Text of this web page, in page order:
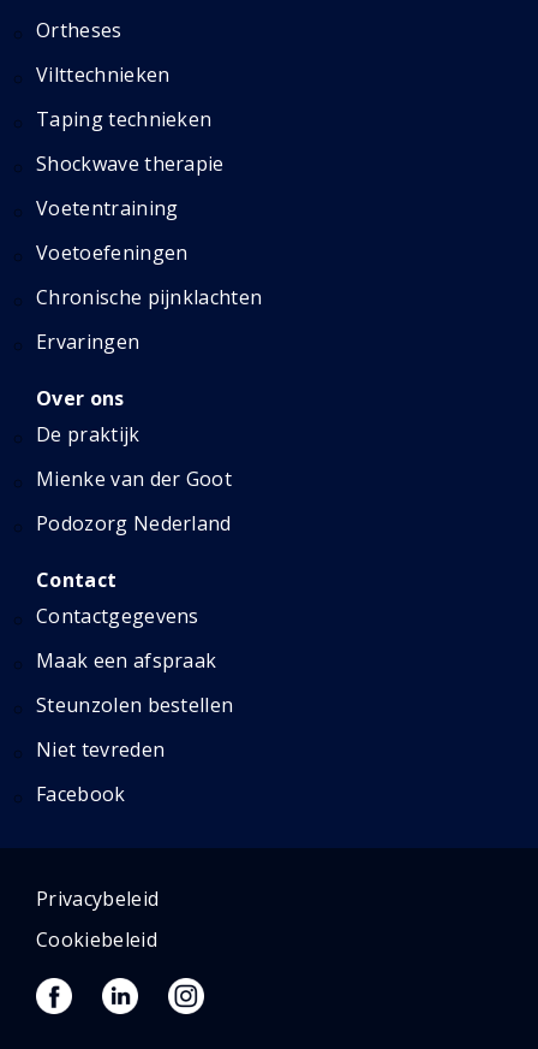
Ortheses
Vilttechnieken
Taping technieken
Shockwave therapie
Voetentraining
Voetoefeningen
Chronische pijnklachten
Ervaringen
Over ons
De praktijk
Mienke van der Goot
Podozorg Nederland
Contact
Contactgegevens
Maak een afspraak
Steunzolen bestellen
Niet tevreden
Facebook
Privacybeleid
Cookiebeleid